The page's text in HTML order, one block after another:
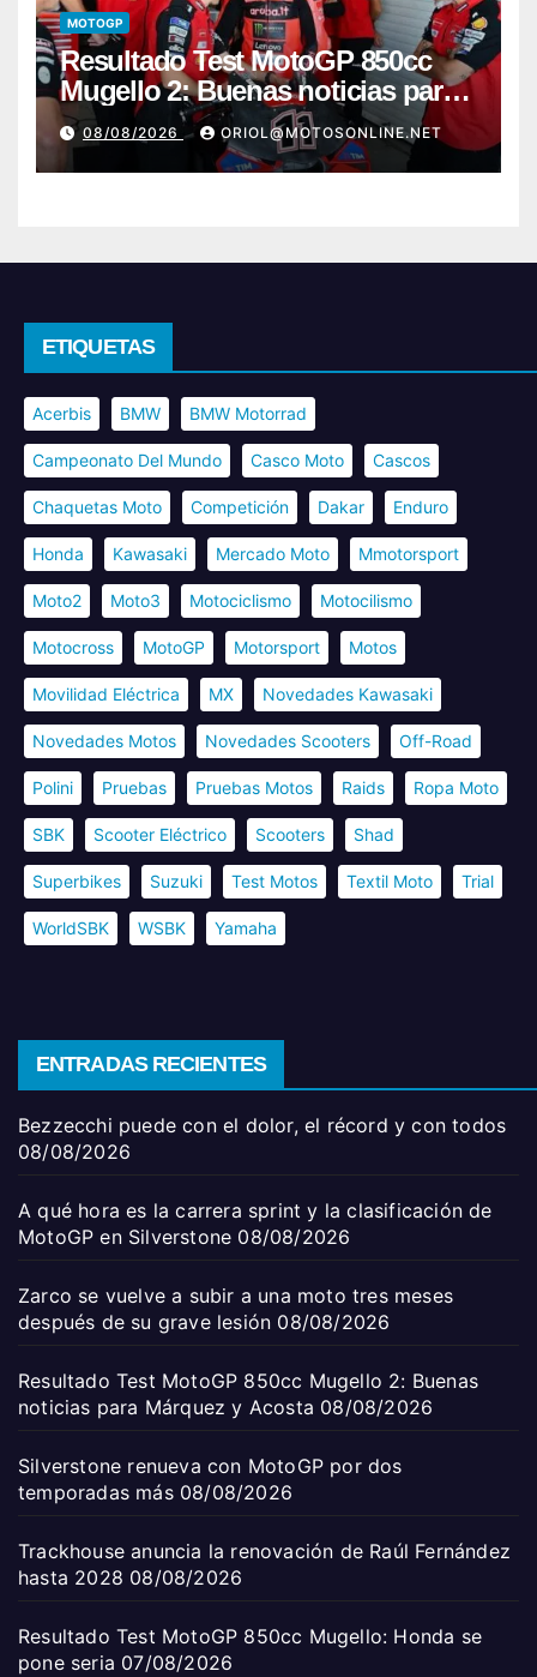
MOTOGP
Resultado Test MotoGP 850cc
Mugello 2: Buenas noticias para
Márquez y Acosta
08/08/2026 ORIOL@MOTOSONLINE.NET
ETIQUETAS
Acerbis BMW BMW Motorrad
Campeonato Del Mundo Casco Moto Cascos
Chaquetas Moto Competición Dakar Enduro
Honda Kawasaki Mercado Moto Mmotorsport
Moto2 Moto3 Motociclismo Motocilismo
Motocross MotoGP Motorsport Motos
Movilidad Eléctrica MX Novedades Kawasaki
Novedades Motos Novedades Scooters Off-Road
Polini Pruebas Pruebas Motos Raids Ropa Moto
SBK Scooter Eléctrico Scooters Shad
Superbikes Suzuki Test Motos Textil Moto Trial
WorldSBK WSBK Yamaha
ENTRADAS RECIENTES
Bezzecchi puede con el dolor, el récord y con todos
08/08/2026
A qué hora es la carrera sprint y la clasificación de
MotoGP en Silverstone 08/08/2026
Zarco se vuelve a subir a una moto tres meses
después de su grave lesión 08/08/2026
Resultado Test MotoGP 850cc Mugello 2: Buenas
noticias para Márquez y Acosta 08/08/2026
Silverstone renueva con MotoGP por dos
temporadas más 08/08/2026
Trackhouse anuncia la renovación de Raúl Fernández
hasta 2028 08/08/2026
Resultado Test MotoGP 850cc Mugello: Honda se
pone seria 07/08/2026